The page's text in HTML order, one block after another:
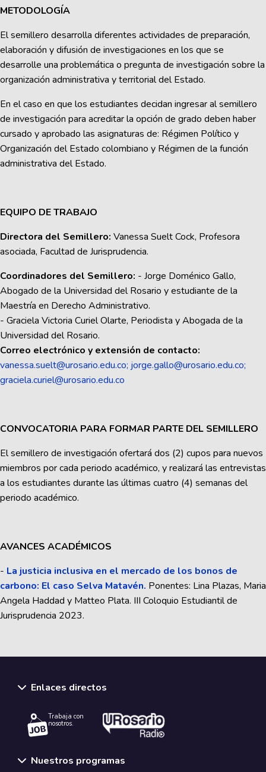
METODOLOGÍA
El semillero desarrolla diferentes actividades de preparación,
elaboración y difusión de investigaciones en los que se
desarrolle una problemática o pregunta de investigación sobre la
organización administrativa y territorial del Estado.
En el caso en que los estudiantes decidan ingresar al semillero
de investigación para acreditar la opción de grado deben haber
cursado y aprobado las asignaturas de: Régimen Político y
Organización del Estado colombiano y Régimen de la función
administrativa del Estado.
EQUIPO DE TRABAJO
Directora del Semillero: Vanessa Suelt Cock, Profesora
asociada, Facultad de Jurisprudencia.
Coordinadores del Semillero: - Jorge Doménico Gallo,
Abogado de la Universidad del Rosario y estudiante de la
Maestría en Derecho Administrativo.
- Graciela Victoria Curiel Olarte, Periodista y Abogada de la
Universidad del Rosario.
Correo electrónico y extensión de contacto:
vanessa.suelt@urosario.edu.co; jorge.gallo@urosario.edu.co;
graciela.curiel@urosario.edu.co
CONVOCATORIA PARA FORMAR PARTE DEL SEMILLERO
El semillero de investigación ofertará dos (2) cupos para nuevos
miembros por cada periodo académico, y realizará las entrevistas
a los estudiantes durante las últimas cuatro (4) semanas del
periodo académico.
AVANCES ACADÉMICOS
- La justicia inclusiva en el mercado de los bonos de
carbono: El caso Selva Matavén. Ponentes: Lina Plazas, Maria
Angela Haddad y Matteo Plata. III Coloquio Estudiantil de
Jurisprudencia 2023.
Enlaces directos
Trabaja con
nosotros.
Nuestros programas